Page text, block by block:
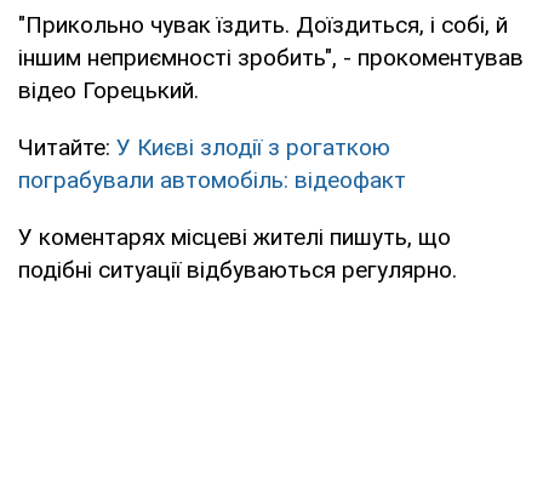
"Прикольно чувак їздить. Доїздиться, і собі, й
іншим неприємності зробить", - прокоментував
відео Горецький.
Читайте: У Києві злодії з рогаткою
пограбували автомобіль: відеофакт
У коментарях місцеві жителі пишуть, що
подібні ситуації відбуваються регулярно.